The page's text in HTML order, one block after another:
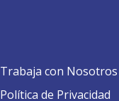
Trabaja con Nosotros
Política de Privacidad